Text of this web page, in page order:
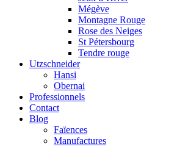
Mégève
Montagne Rouge
Rose des Neiges
St Pétersbourg
Tendre rouge
Utzschneider
Hansi
Obernai
Professionnels
Contact
Blog
Faïences
Manufactures